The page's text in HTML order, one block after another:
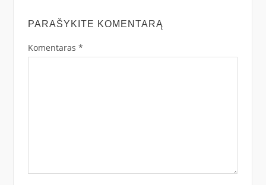
PARAŠYKITE KOMENTARĄ
Komentaras *